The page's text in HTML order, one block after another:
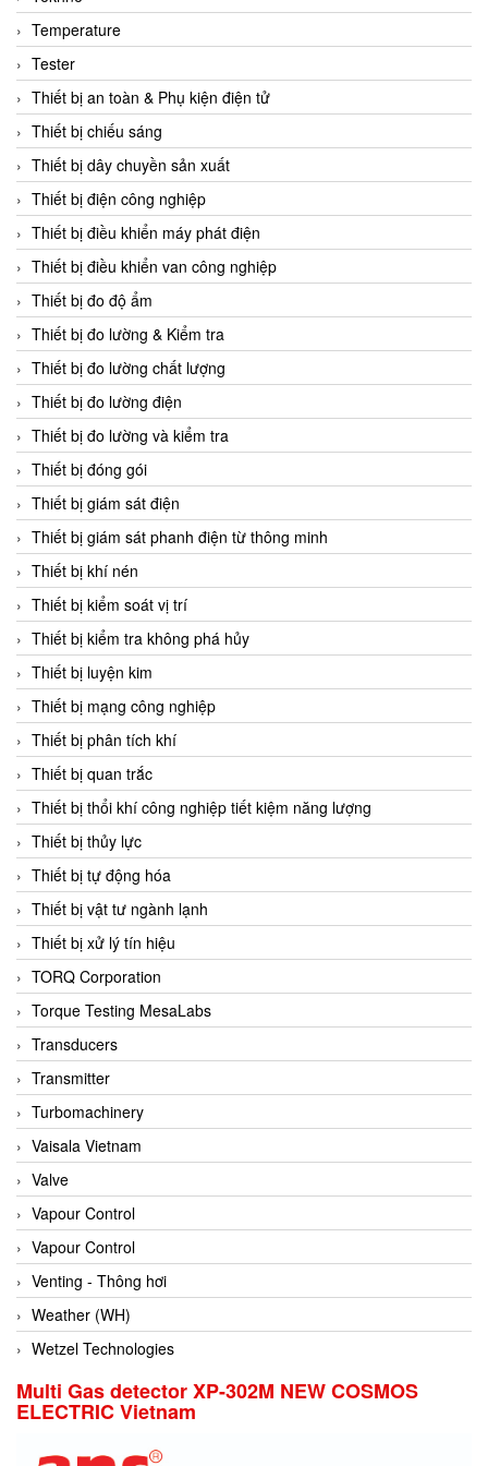
CCS
CD Automation
CEAG Sicherheitst
CEIA Vietnam
Celduc Vietnam
Cemb
Centec GmbH
CEQUBE
CHAUVIN ARNOUX
Checkline
Chino
Chiyoda Seiki
Chiyoda-Tsusho
Chongqing Huaneng
Chromalox
ChuanYi
CIC
Clage
Clake Fololo
Clark Cooper
CMC Ventilazione
Coax Valves Inc
Codel
Cofimco
Coltraco
Comat Releco
Comax
COMETECH VietNam
COMFILE Technology
Conch
Conductix/ WAMPFLER
Contrec
Contrinex
Control Solution Minesota
Copeland
Cortem
Cosa Xentaur
Cosil
Coulton
Crouzet
Crowcon
Crutec Dust Zero Vietnam
Temperature
Tester
Thiết bị an toàn & Phụ kiện điện tử
Thiết bị chiếu sáng
Thiết bị dây chuyền sản xuất
Thiết bị điện công nghiệp
Thiết bị điều khiển máy phát điện
Thiết bị điều khiển van công nghiệp
Thiết bị đo độ ẩm
Thiết bị đo lường & Kiểm tra
Thiết bị đo lường chất lượng
Thiết bị đo lường điện
Thiết bị đo lường và kiểm tra
Thiết bị đóng gói
Thiết bị giám sát điện
Thiết bị giám sát phanh điện từ thông minh
Thiết bị khí nén
Thiết bị kiểm soát vị trí
Thiết bị kiểm tra không phá hủy
Thiết bị luyện kim
Thiết bị mạng công nghiệp
Thiết bị phân tích khí
Thiết bị quan trắc
Thiết bị thổi khí công nghiệp tiết kiệm năng lượng
Thiết bị thủy lực
Thiết bị tự động hóa
Thiết bị vật tư ngành lạnh
Thiết bị xử lý tín hiệu
TORQ Corporation
Torque Testing MesaLabs
Transducers
Transmitter
Turbomachinery
Vaisala Vietnam
Valve
Vapour Control
Vapour Control
Venting - Thông hơi
Weather (WH)
Wetzel Technologies
Multi Gas detector XP-302M NEW COSMOS
ELECTRIC Vietnam